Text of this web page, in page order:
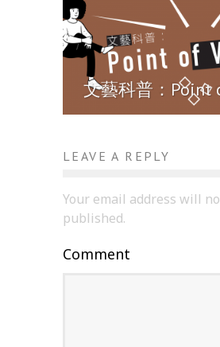
文藝科普：Point
LEAVE A REPLY
Your email address will
published.
Comment